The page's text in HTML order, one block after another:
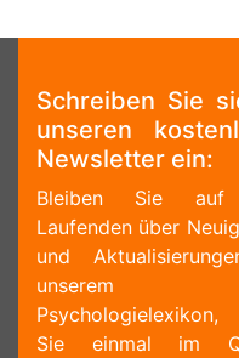
Schreiben Sie
unseren
Newsletter ein:
Bleiben Sie auf
Laufenden über
und
unserem
Psychologielexikon,
Sie einmal im